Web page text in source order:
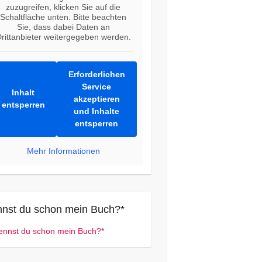
zuzugreifen, klicken Sie auf die
Schaltfläche unten. Bitte beachten
Sie, dass dabei Daten an
weitergegeben werden.
Inhalt
entsperren
Erforderlichen
Service
akzeptieren
und Inhalte
entsperren
Mehr Informationen
du schon mein Buch?*